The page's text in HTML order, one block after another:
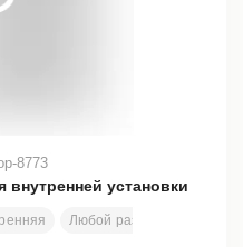
внутренней установки
Любой размер
8773